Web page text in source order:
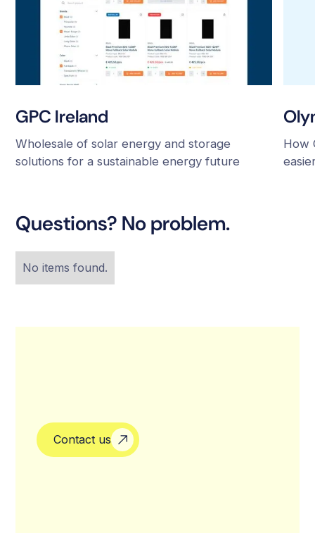
GPC Ireland
Wholesale of solar energy and storage
solutions for a sustainable energy future
How
Questions? No problem.
No items found.
Contact us